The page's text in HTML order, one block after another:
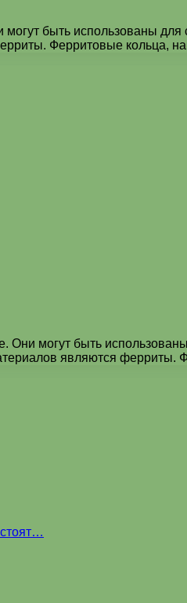
быть использованы
Ферритовые кольца,
Они могут быть
являются